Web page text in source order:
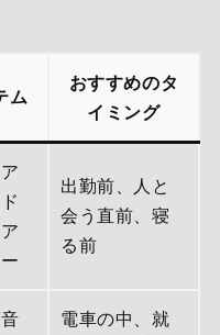
ム
おすすめのタ
イミング
出勤前、人と
会う直前、寝
る前
電車の中、就